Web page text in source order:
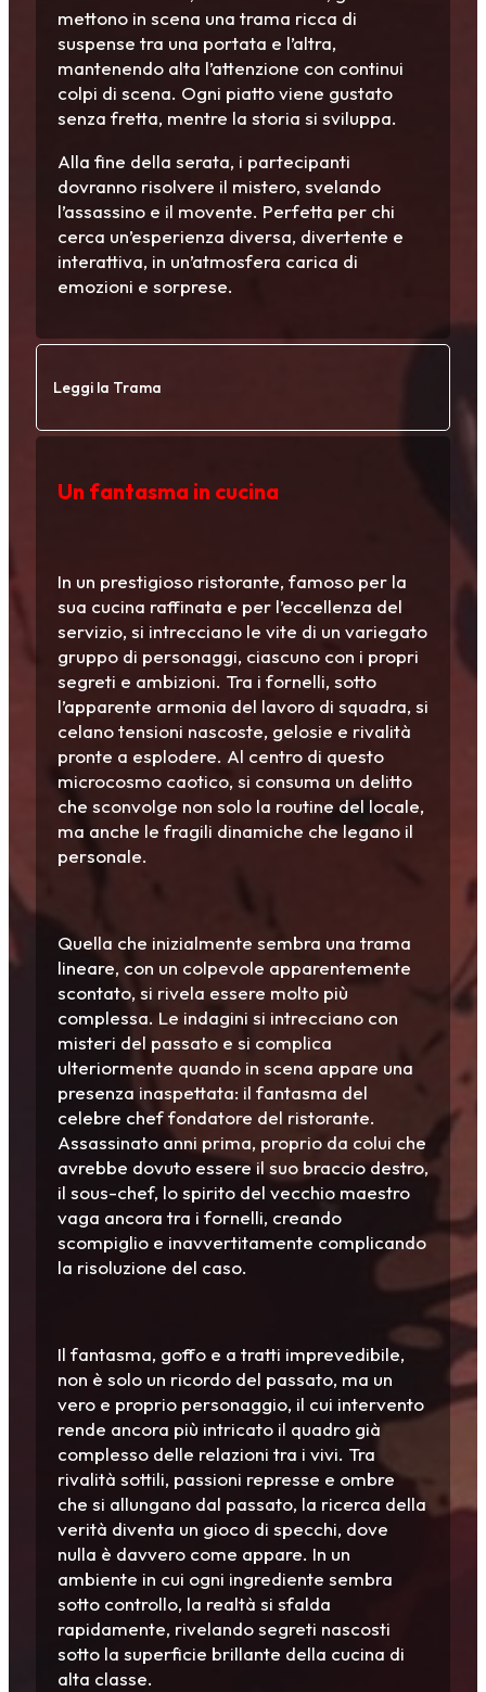
mettono in scena una trama ricca di
suspense tra una portata e l’altra,
mantenendo alta l’attenzione con continui
colpi di scena. Ogni piatto viene gustato
senza fretta, mentre la storia si sviluppa.
Alla fine della serata, i partecipanti
dovranno risolvere il mistero, svelando
l’assassino e il movente. Perfetta per chi
cerca un’esperienza diversa, divertente e
interattiva, in un’atmosfera carica di
emozioni e sorprese.
Leggi la Trama
Un fantasma in cucina
In un prestigioso ristorante, famoso per la
sua cucina raffinata e per l’eccellenza del
servizio, si intrecciano le vite di un variegato
gruppo di personaggi, ciascuno con i propri
segreti e ambizioni. Tra i fornelli, sotto
l’apparente armonia del lavoro di squadra, si
celano tensioni nascoste, gelosie e rivalità
pronte a esplodere. Al centro di questo
microcosmo caotico, si consuma un delitto
che sconvolge non solo la routine del locale,
ma anche le fragili dinamiche che legano il
personale.
Quella che inizialmente sembra una trama
lineare, con un colpevole apparentemente
scontato, si rivela essere molto più
complessa. Le indagini si intrecciano con
misteri del passato e si complica
ulteriormente quando in scena appare una
presenza inaspettata: il fantasma del
celebre chef fondatore del ristorante.
Assassinato anni prima, proprio da colui che
avrebbe dovuto essere il suo braccio destro,
il sous-chef, lo spirito del vecchio maestro
vaga ancora tra i fornelli, creando
scompiglio e inavvertitamente complicando
la risoluzione del caso.
Il fantasma, goffo e a tratti imprevedibile,
non è solo un ricordo del passato, ma un
vero e proprio personaggio, il cui intervento
rende ancora più intricato il quadro già
complesso delle relazioni tra i vivi. Tra
rivalità sottili, passioni represse e ombre
che si allungano dal passato, la ricerca della
verità diventa un gioco di specchi, dove
nulla è davvero come appare. In un
ambiente in cui ogni ingrediente sembra
sotto controllo, la realtà si sfalda
rapidamente, rivelando segreti nascosti
sotto la superficie brillante della cucina di
alta classe.